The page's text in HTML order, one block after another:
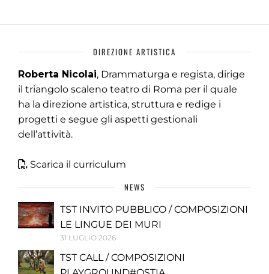
DIREZIONE ARTISTICA
Roberta Nicolai, Drammaturga e regista, dirige
il triangolo scaleno teatro di Roma per il quale
ha la direzione artistica, struttura e redige i
progetti e segue gli aspetti gestionali
dell’attività.
Scarica il curriculum
NEWS
TST INVITO PUBBLICO / COMPOSIZIONI
LE LINGUE DEI MURI
31 LUGLIO 2026
TST CALL / COMPOSIZIONI